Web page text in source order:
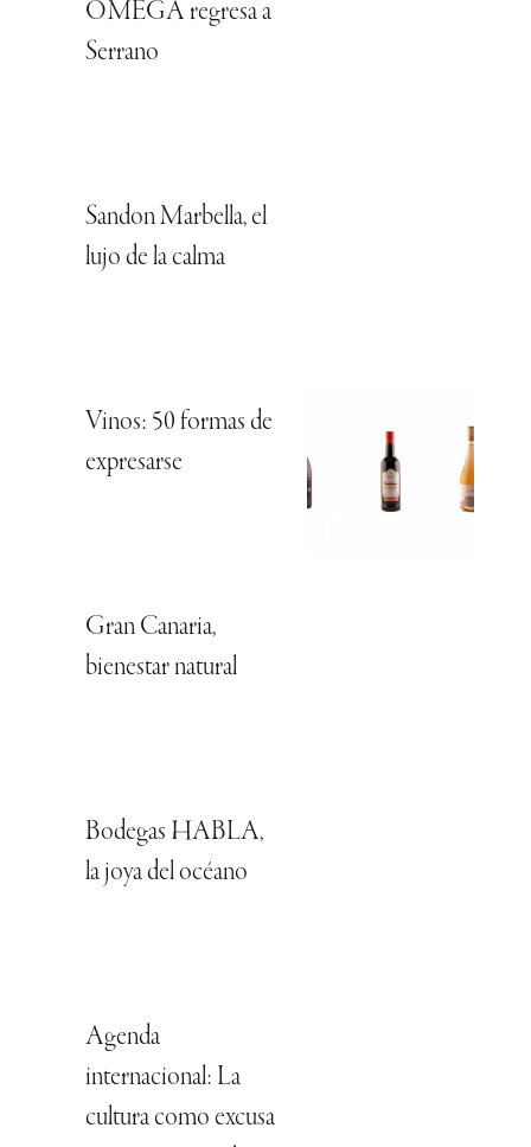
OMEGA regresa a
Serrano
Sandon Marbella, el
lujo de la calma
Vinos: 50 formas de
expresarse
Gran Canaria,
bienestar natural
Bodegas HABLA,
la joya del océano
Agenda
internacional: La
cultura como excusa